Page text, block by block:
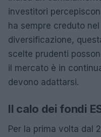
investitori
ha sempre creduto
diversificazione,
scelte prudenti
il mercato è in
devono adattarsi.
Il calo dei fondi
Per la prima volta dal